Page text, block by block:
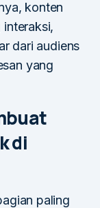
konten
interaksi,
dari audiens
yang
di
paling